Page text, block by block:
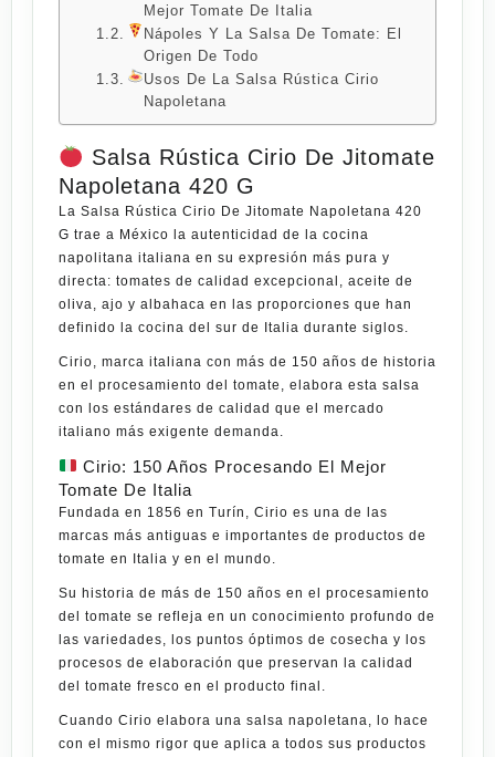
Mejor Tomate De Italia
Nápoles Y La Salsa De Tomate: El
Origen De Todo
Usos De La Salsa Rústica Cirio
Napoletana
Salsa Rústica Cirio De Jitomate
Napoletana 420 G
La Salsa Rústica Cirio De Jitomate Napoletana 420
G trae a México la autenticidad de la cocina
napolitana italiana en su expresión más pura y
directa: tomates de calidad excepcional, aceite de
oliva, ajo y albahaca en las proporciones que han
definido la cocina del sur de Italia durante siglos
Cirio, marca italiana con más de 150 años de historia
en el procesamiento del tomate, elabora esta salsa
con los estándares de calidad que el mercado
italiano más exigente demanda.
Cirio: 150 Años Procesando El Mejor
Tomate De Italia
Fundada en 1856 en Turín, Cirio es una de las
marcas más antiguas e importantes de productos de
tomate en Italia y en el mundo.
Su historia de más de 150 años en el procesamiento
del tomate se refleja en un conocimiento profundo de
las variedades, los puntos óptimos de cosecha y los
procesos de elaboración que preservan la calidad
del tomate fresco en el producto final.
Cuando Cirio elabora una salsa napoletana, lo hace
con el mismo rigor que aplica a todos sus productos